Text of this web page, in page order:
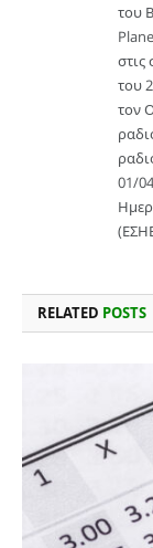
του
στις
του
τον
01/
RELATED POSTS